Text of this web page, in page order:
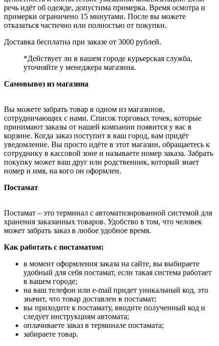
речь идёт об одежде, допустима примерка. Время осмотра и
примерки ограничено 15 минутами. После вы можете
отказаться частично или полностью от покупки.
Доставка бесплатна при заказе от 3000 рублей.
*Действует ли в вашем городе курьерская служба,
уточняйте у менеджера магазина.
Самовывоз из магазина
Вы можете забрать товар в одном из магазинов,
сотрудничающих с нами. Список торговых точек, которые
принимают заказы от нашей компании появится у вас в
корзине. Когда заказ поступит в ваш город, вам придёт
уведомление. Вы просто идёте в этот магазин, обращаетесь к
сотруднику в кассовой зоне и называете номер заказа. Забрать
покупку может ваш друг или родственник, который знает
номер и имя, на кого он оформлен.
Постамат
Постамат – это терминал с автоматизированной системой для
хранения заказанных товаров. Удобство в том, что человек
может забрать заказ в любое удобное время.
Как работать с постаматом:
в момент оформления заказа на сайте, вы выбираете
удобный для себя постамат, если такая система работает
в вашем городе;
на ваш телефон или e-mail придет уникальный код, это
значит, что товар доставлен в постамат;
вы приходите к постамату, вводите полученный код и
следует инструкциям автомата;
оплачиваете заказ в терминале постамата;
забираете товар.